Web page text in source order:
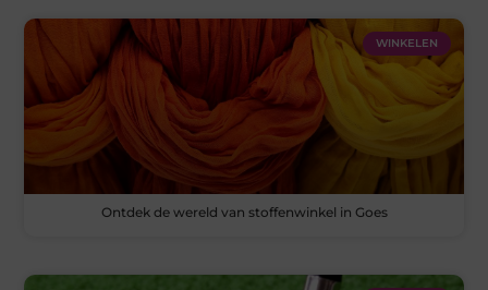
WINKELEN
Ontdek de wereld van stoffenwinkel in Goes